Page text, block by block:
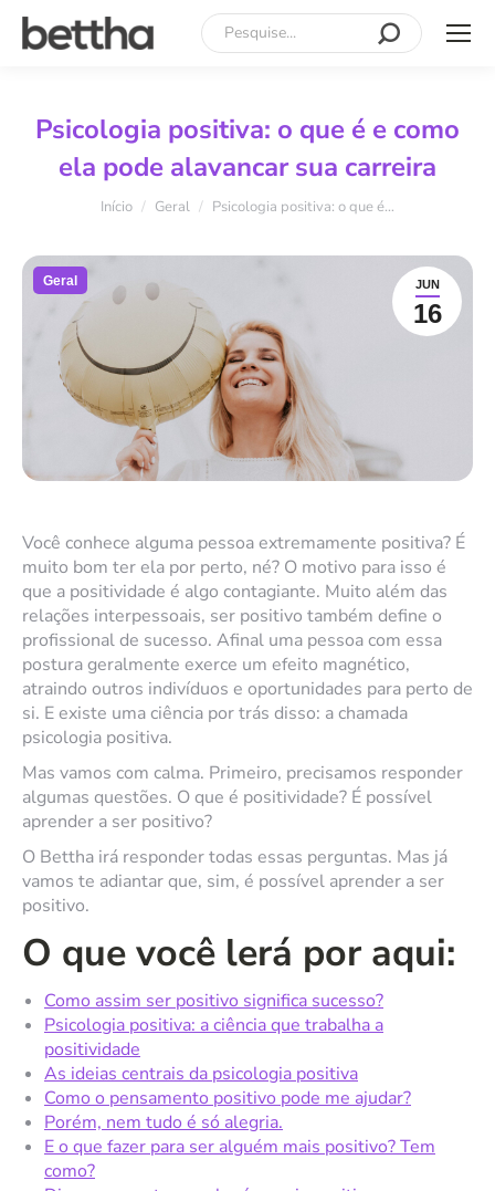
Search:
Psicologia positiva: o que é e como
ela pode alavancar sua carreira
Você está aqui:
Início Geral Psicologia positiva: o que é…
JUN
16
Geral
Você conhece alguma pessoa extremamente positiva? É
muito bom ter ela por perto, né? O motivo para isso é
que a positividade é algo contagiante. Muito além das
relações interpessoais, ser positivo também define o
profissional de sucesso. Afinal uma pessoa com essa
postura geralmente exerce um efeito magnético,
atraindo outros indivíduos e oportunidades para perto de
si. E existe uma ciência por trás disso: a chamada
psicologia positiva.
Mas vamos com calma. Primeiro, precisamos responder
algumas questões. O que é positividade? É possível
aprender a ser positivo?
O Bettha irá responder todas essas perguntas. Mas já
vamos te adiantar que, sim, é possível aprender a ser
positivo.
O que você lerá por aqui:
Como assim ser positivo significa sucesso?
Psicologia positiva: a ciência que trabalha a
positividade
As ideias centrais da psicologia positiva
Como o pensamento positivo pode me ajudar?
Porém, nem tudo é só alegria.
E o que fazer para ser alguém mais positivo? Tem
como?